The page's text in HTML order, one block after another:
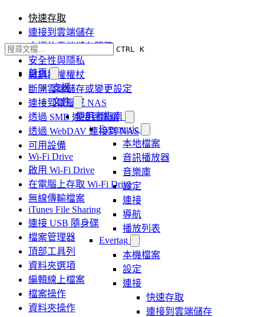
CTRL K
首頁
支援
文件
使用者指南
Evermusic
本地檔案
音訊播放器
音樂庫
設定
連接
導航
播放列表
Evertag
本機檔案
設定
連接
快速存取
連接到雲端儲存
快速存取
連接到雲端儲存
支援的雲端儲存服務
安全性與隱私
撤銷授權權杖
斷開雲端儲存或變更設定
連接到電腦或 NAS
透過 SMB 連接到電腦
透過 WebDAV 連接到 NAS
可用設備
Wi-Fi Drive
啟用 Wi-Fi Drive
在電腦上存取 Wi-Fi Drive
無線傳輸檔案
iTunes File Sharing
連接 USB 隨身碟
檔案管理器
頂部工具列
資料夾選項
編輯線上檔案
檔案操作
資料夾操作